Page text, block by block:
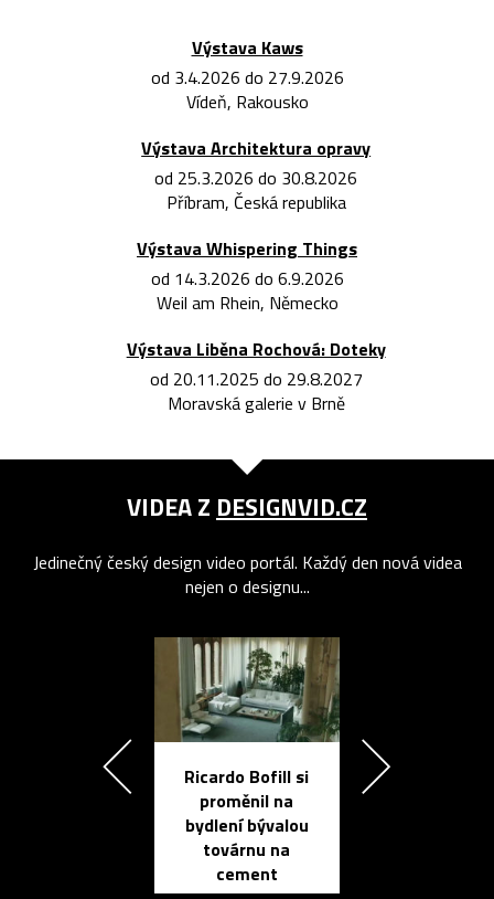
Výstava Kaws
od 3.4.2026 do 27.9.2026
Vídeň, Rakousko
Výstava Architektura opravy
od 25.3.2026 do 30.8.2026
Příbram, Česká republika
Výstava Whispering Things
od 14.3.2026 do 6.9.2026
Weil am Rhein, Německo
Výstava Liběna Rochová: Doteky
od 20.11.2025 do 29.8.2027
Moravská galerie v Brně
VIDEA Z DESIGNVID.CZ
Jedinečný český design video portál. Každý den nová videa
nejen o designu...
Ricardo Bofill si
proměnil na
bydlení bývalou
továrnu na
cement